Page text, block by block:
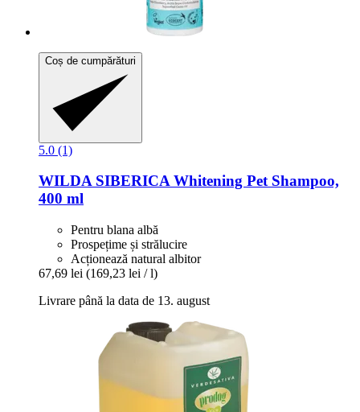
Coș de cumpărături
5.0 (1)
WILDA SIBERICAWhitening Pet Shampoo,
400 ml
Pentru blana albă
Prospețime și strălucire
Acționează natural albitor
67,69 lei (169,23 lei / l)
Livrare până la data de 13. august